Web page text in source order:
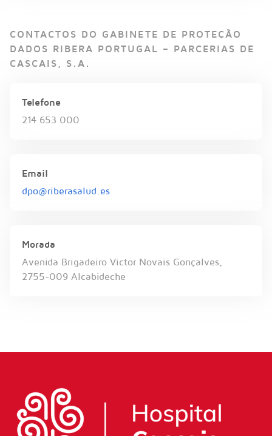
CONTACTOS DO GABINETE DE PROTEÇÃO
DADOS RIBERA PORTUGAL – PARCERIAS DE
CASCAIS, S.A.
Telefone
214 653 000
Email
dpo@riberasalud.es
Morada
Avenida Brigadeiro Victor Novais Gonçalves,
2755-009 Alcabideche